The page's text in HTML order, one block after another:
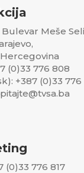
Meše
(0)33 776 808
+387 (0)33 776
(0)33 776 817